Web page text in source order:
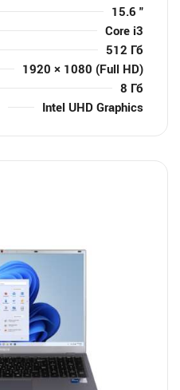
15.6 "
Core i3
512 Гб
1920 × 1080 (Full HD)
8 Гб
Intel UHD Graphics